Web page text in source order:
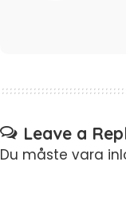
Leave a
Du måste vara